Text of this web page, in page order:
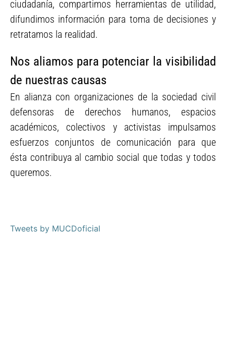
ciudadanía, compartimos herramientas de utilidad,
difundimos información para toma de decisiones y
retratamos la realidad.
Nos aliamos para potenciar la visibilidad
de nuestras causas
En alianza con organizaciones de la sociedad civil
defensoras de derechos humanos, espacios
académicos, colectivos y activistas impulsamos
esfuerzos conjuntos de comunicación para que
ésta contribuya al cambio social que todas y todos
queremos.
Tweets by MUCDoficial